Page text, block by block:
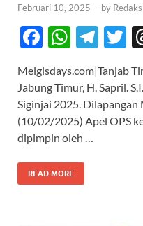
Februari 10, 2025 - by
F
e
b
o
o
k
W
at
s
A
p
p
T
e
gr
a
T
Melgisdays.com|Tanjab
Jabung Timur, H. Sapril.
Siginjai 2025. Dilapangan
(10/02/2025) Apel OPS
dipimpin oleh …
READ MORE